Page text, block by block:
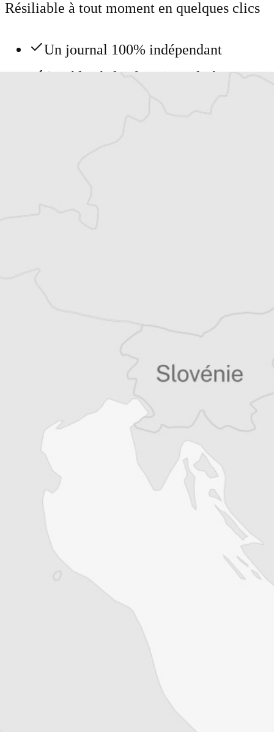
Résiliable à tout moment en quelques clics
Un journal 100% indépendant
Accédez à des fonctionnalités